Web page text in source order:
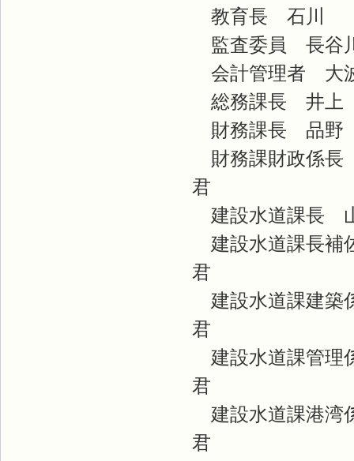
教育
監査
会計
総務
財務
財務課財政係
建設水
建設水道課長
建設水道課建
建設水道課管
建設水道課港